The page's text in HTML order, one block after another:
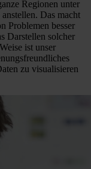
Regionen unter
Das macht
Problemen besser
Darstellen solcher
ist unser
zu visualisieren